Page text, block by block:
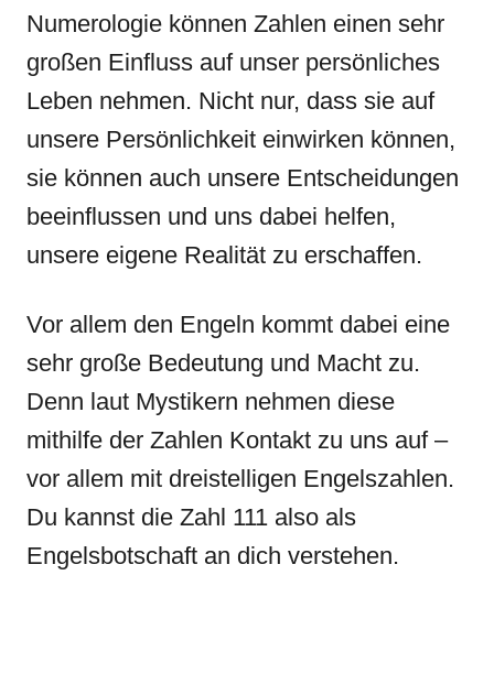
Numerologie können Zahlen einen sehr
großen Einfluss auf unser persönliches
Leben nehmen. Nicht nur, dass sie auf
unsere Persönlichkeit einwirken können,
sie können auch unsere Entscheidungen
beeinflussen und uns dabei helfen,
unsere eigene Realität zu erschaffen.
Vor allem den Engeln kommt dabei eine
sehr große Bedeutung und Macht zu.
Denn laut Mystikern nehmen diese
mithilfe der Zahlen Kontakt zu uns auf –
vor allem mit dreistelligen Engelszahlen.
Du kannst die Zahl 111 also als
Engelsbotschaft an dich verstehen.